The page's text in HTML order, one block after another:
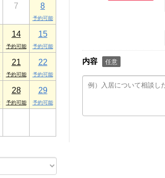
7 8
14 15
21 22
28 29
内容 任意